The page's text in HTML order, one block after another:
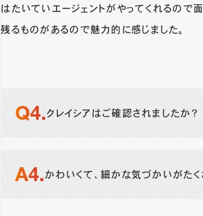
はたいていエージェントがやってくれるので
残るものがあるので魅力的に感じました。
クレイシアはご確認されましたか？
かわいくて、細かな気づかいがたく